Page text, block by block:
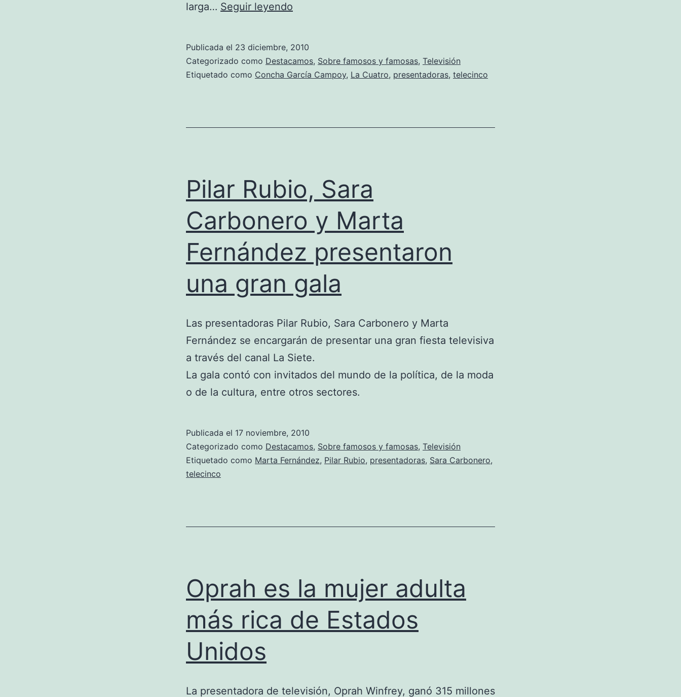
larga… Seguir leyendo
cambios
en
y
Publicada el 23 diciembre, 2010
Categorizado como Destacamos, Sobre famosos y famosas, Televisión
Etiquetado como Concha García Campoy, La Cuatro, presentadoras, telecinco
Pilar Rubio, Sara
Carbonero y Marta
Fernández presentaron
una gran gala
Las presentadoras Pilar Rubio, Sara Carbonero y Marta
Fernández se encargarán de presentar una gran fiesta televisiva
a través del canal La Siete.
La gala contó con invitados del mundo de la política, de la moda
o de la cultura, entre otros sectores.
Publicada el 17 noviembre, 2010
Categorizado como Destacamos, Sobre famosos y famosas, Televisión
Etiquetado como Marta Fernández, Pilar Rubio, presentadoras, Sara Carbonero,
telecinco
Oprah es la mujer adulta
más rica de Estados
Unidos
La presentadora de televisión, Oprah Winfrey, ganó 315 millones